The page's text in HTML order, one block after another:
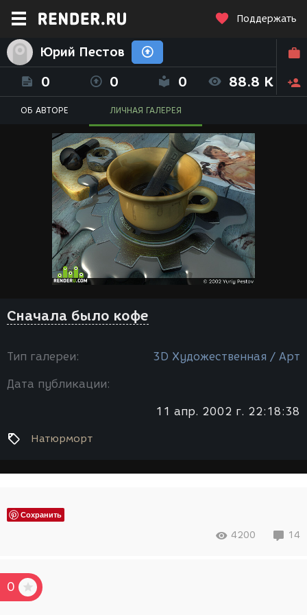
Поддержать
Юрий Пестов
0 0 0 88.8 K
ОБ АВТОРЕ ЛИЧНАЯ ГАЛЕРЕЯ
Сначала было кофе
Тип галереи: 3D Художественная / Арт
Дата публикации:
11 апр. 2002 г. 22:18:38
Натюрморт
Сохранить
4200 14
0